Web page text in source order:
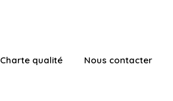
Charte qualité Nous contacter